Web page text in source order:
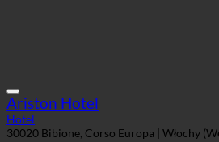
Ariston Hotel
Hotel
30020 Bibione, Corso Europa | Włochy